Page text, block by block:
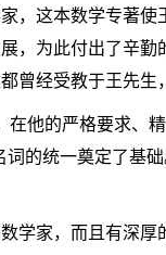
，这本数学专著
，为此付出了辛
曾经受教于王先生
他的严格要求、
的统一奠定了基
学家，而且有深